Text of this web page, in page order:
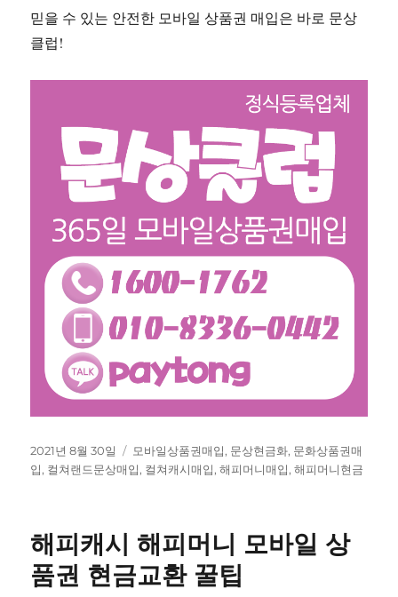
믿을 수 있는 안전한 모바일 상품권 매입은 바로 문상
클럽!
작
성
2021년 8월 30일
태
그
모바일상품권매입, 문상현금화, 문화상품권매
입, 컬쳐랜드문상매입, 컬쳐캐시매입,해피머니매입,해피머니현금
해피캐시 해피머니 모바일 상
품권 현금교환 꿀팁